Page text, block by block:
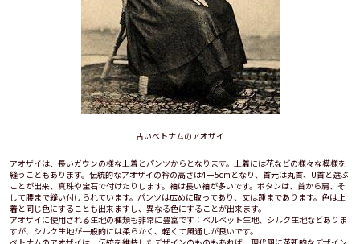
古いベトナムのアオザイ
アオザイは、長いガウンの様な上着とパンツからとなります。上着には花などの様々な模様を
縫うこともあります。伝統的なアオザイの衿の高さは4ー5cmとなり、首元は丸首、U首と選ぶ
ことが出来、真珠や宝石で付けたりします。袖は長い袖が多いです。ボタンは、首から肩、そ
して腰まで縫い付けられています。パンツは広めに取ってあり、丈は踵まであります。色は上
着と同じ色にすることも出来ますし、異なる色にすることが出来ます。
アオザイに使用される生地の種類も非常に豊富です：ベルベット生地、シルク生地などありま
すが、シルク生地が一般的には柔らかく、軽くて風通しが良いです。